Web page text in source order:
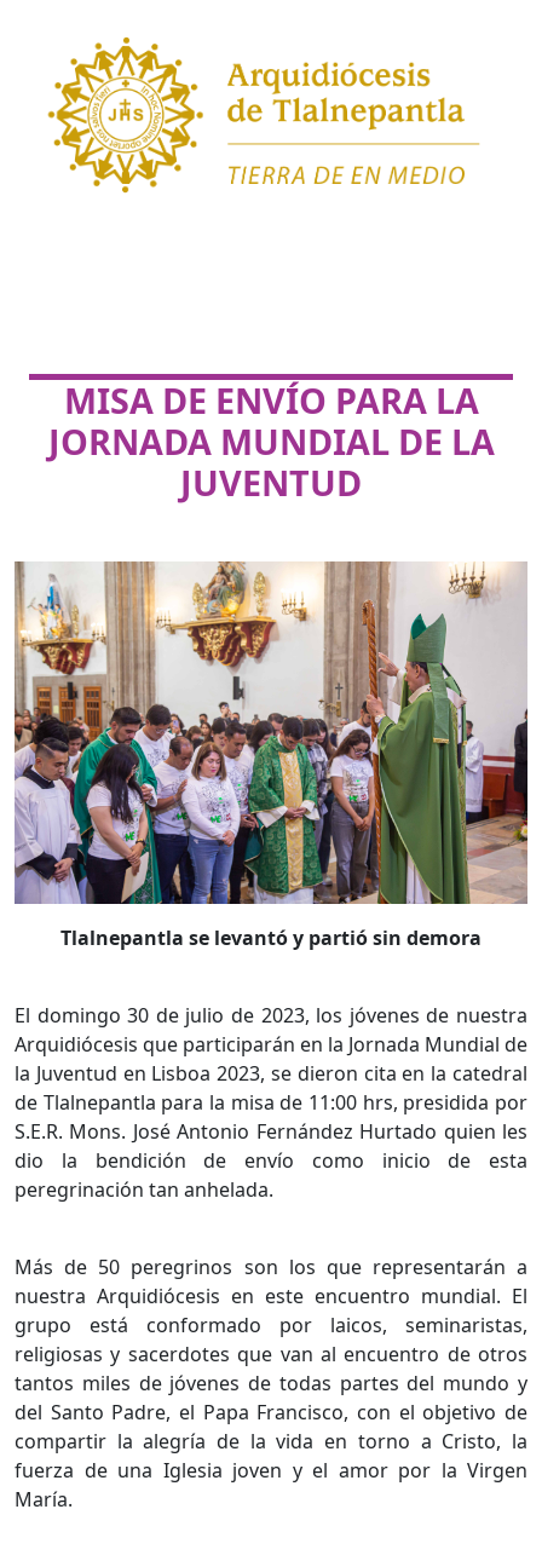
MISA DE ENVÍO PARA LA
JORNADA MUNDIAL DE LA
JUVENTUD
Tlalnepantla se levantó y partió sin demora
El domingo 30 de julio de 2023, los jóvenes de nuestra
Arquidiócesis que participarán en la Jornada Mundial de
la Juventud en Lisboa 2023, se dieron cita en la catedral
de Tlalnepantla para la misa de 11:00 hrs, presidida por
S.E.R. Mons. José Antonio Fernández Hurtado quien les
dio la bendición de envío como inicio de esta
peregrinación tan anhelada.
Más de 50 peregrinos son los que representarán a
nuestra Arquidiócesis en este encuentro mundial. El
grupo está conformado por laicos, seminaristas,
religiosas y sacerdotes que van al encuentro de otros
tantos miles de jóvenes de todas partes del mundo y
del Santo Padre, el Papa Francisco, con el objetivo de
compartir la alegría de la vida en torno a Cristo, la
fuerza de una Iglesia joven y el amor por la Virgen
María.